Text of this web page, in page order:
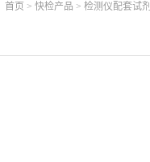
首页 > 快检产品 > 检测仪配套试剂